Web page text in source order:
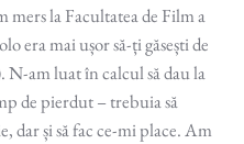
mers la Facultatea de Film a
era mai ușor să-ți găsești de
am luat în calcul să dau la
de pierdut – trebuia să
dar și să fac ce-mi place. Am